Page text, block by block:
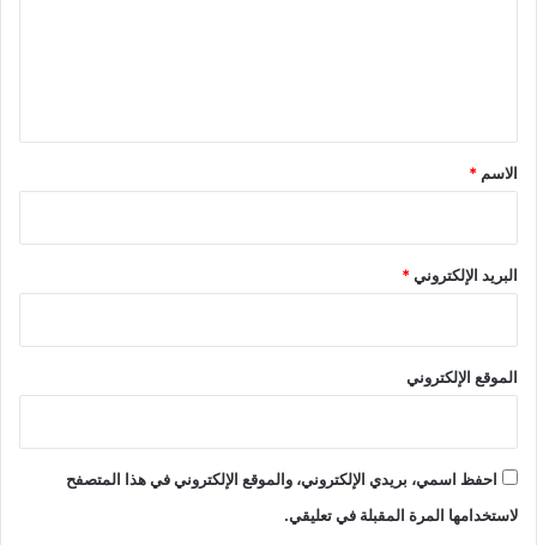
*
الاسم *
البريد الإلكتروني*
الموقع الإلكتروني
احفظ اسمي، بريدي الإلكتروني، والموقع الإلكتروني في هذا المتصفح
لاستخدامها المرة المقبلة في تعليقي.